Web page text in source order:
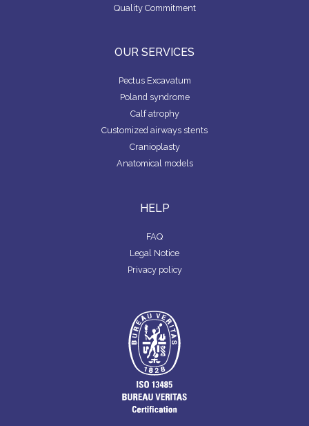
Quality Commitment
OUR SERVICES
Pectus Excavatum
Poland syndrome
Calf atrophy
Customized airways stents
Cranioplasty
Anatomical models
HELP
FAQ
Legal Notice
Privacy policy